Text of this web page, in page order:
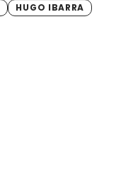
HUGO IBARRA